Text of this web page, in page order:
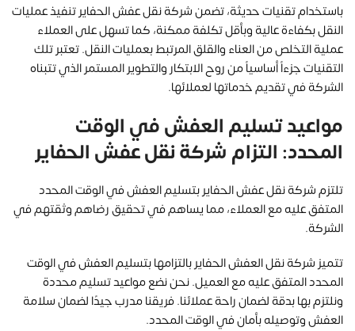
باستخدام تقنيات حديثة، تضمن شركة نقل عفش الحفاير تنفيذ عمليات
النقل بكفاءة عالية وبأقل تكلفة ممكنة، كما تسهل على العملاء
عملية التخلص من العناء والقلق المرتبط بعمليات النقل. تعتبر تلك
التقنيات جزءاً أساسياً من روح الابتكار والتطوير المستمر الذي تتبناه
الشركة في تقديم خدماتها لعملائها.
مواعيد تسليم العفش في الوقت
المحدد: التزام شركة نقل عفش الحفاير
تلتزم شركة نقل عفش الحفاير بتسليم العفش في الوقت المحدد
المتفق عليه مع العملاء، مما يساهم في تحقيق رضاهم وثقتهم في
الشركة.
تتميز شركة نقل العفش الحفاير بالتزامها بتسليم العفش في الوقت
المحدد المتفق عليه مع العميل. نحن نضع مواعيد تسليم محددة
ونلتزم بها بدقة لضمان راحة عملائنا. فريقنا مدرب جيدًا لضمان سلامة
العفش وتوصيله بأمان في الوقت المحدد.